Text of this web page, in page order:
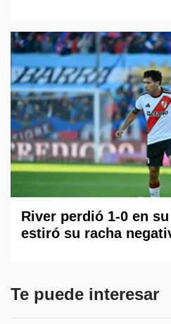
River perdió 1-0 en
estiró su racha
Te puede interesar